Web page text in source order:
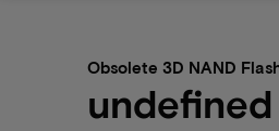
Obsolete 3D NAND